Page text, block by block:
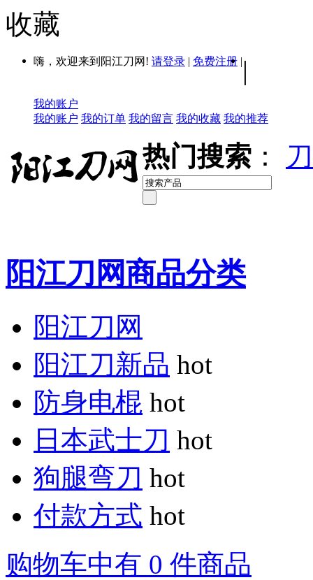
收藏
嗨，欢迎来到阳江刀网! 请登录 | 免费注册 | |
我的账户
我的账户 我的订单 我的留言 我的收藏 我的推荐
热门搜索 ：
阳江刀网商品分类
阳江刀网
阳江刀新品 hot
防身电棍 hot
日本武士刀 hot
狗腿弯刀 hot
付款方式 hot
购物车中有 0 件商品